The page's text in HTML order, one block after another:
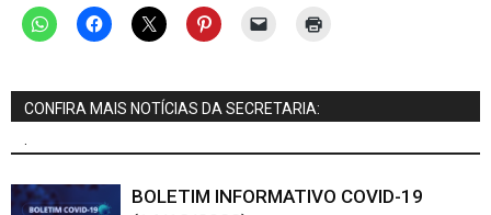
CONFIRA MAIS NOTÍCIAS DA SECRETARIA:
BOLETIM INFORMATIVO COVID-19